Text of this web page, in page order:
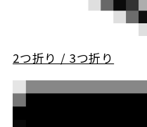
2つ折り / 3つ折り